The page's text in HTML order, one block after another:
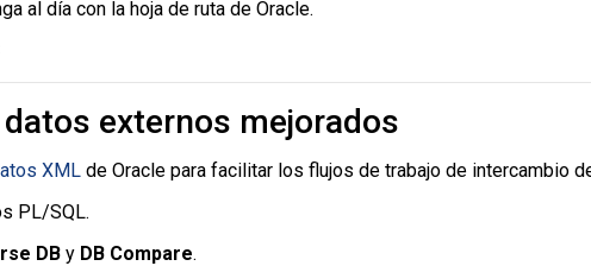
al día con la hoja de ruta de Oracle.
externos mejorados
XML de Oracle para facilitar los flujos de trabajo de intercambio
PL/SQL.
DB y DB Compare.